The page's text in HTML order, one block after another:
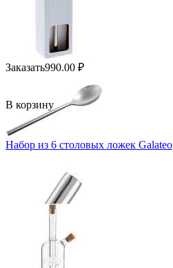
Заказать990.00 ₽
В корзину
Набор из 6 столовых ложек Galateo